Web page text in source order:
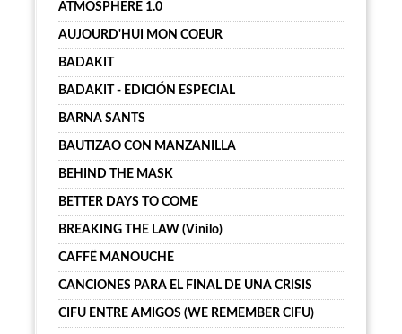
ATMOSPHERE 1.0
AUJOURD'HUI MON COEUR
BADAKIT
BADAKIT - EDICIÓN ESPECIAL
BARNA SANTS
BAUTIZAO CON MANZANILLA
BEHIND THE MASK
BETTER DAYS TO COME
BREAKING THE LAW (Vinilo)
CAFFË MANOUCHE
CANCIONES PARA EL FINAL DE UNA CRISIS
CIFU ENTRE AMIGOS (WE REMEMBER CIFU)